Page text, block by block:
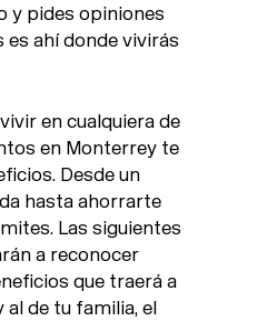
y pides opiniones
es ahí donde vivirás
en cualquiera de
en Monterrey te
Desde un
hasta ahorrarte
Las siguientes
a reconocer
que traerá a
al de tu familia, el